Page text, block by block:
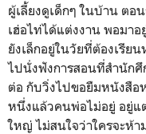
ผู้เลี้ยงดูเด็กๆ ในบ้าน ตอ
เฮ่อไท่ได้แต่งงาน พอมา
ยังเล็กอยู่ในวัยที่ต้องเรีย
ไปนั่งฟังการสอนที่สำนัก
ต่อ กับวิ่งไปขอยืมหนังสือ
หนึ่งแล้วคนพ่อไม่อยู่ อยู่แ
ใหญ่ ไม่สนใจว่าใครจะห้